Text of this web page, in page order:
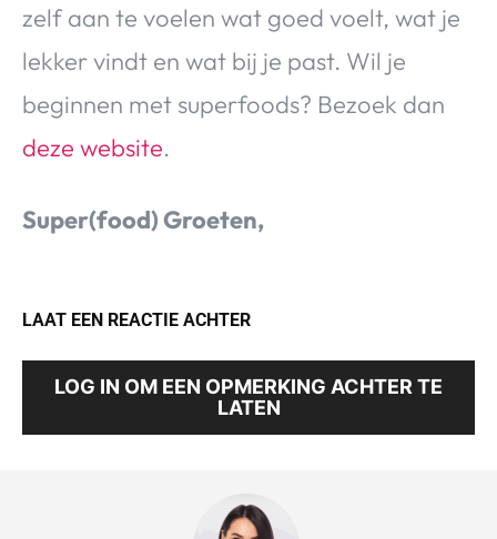
zelf aan te voelen wat goed voelt, wat je
lekker vindt en wat bij je past. Wil je
beginnen met superfoods? Bezoek dan
deze website.
Super(food) Groeten,
LAAT EEN REACTIE ACHTER
LOG IN OM EEN OPMERKING ACHTER TE
LATEN